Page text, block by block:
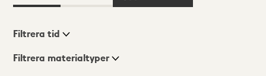
Visningsläge
Filtrera tid
Filtrera materialtyper